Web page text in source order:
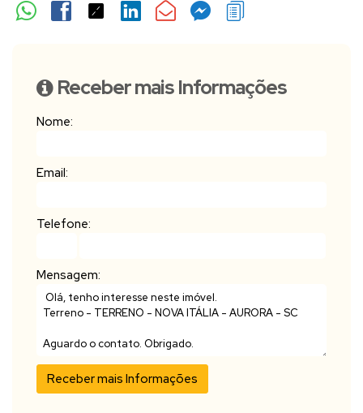
Receber mais Informações
Nome:
Email:
Telefone:
Mensagem: